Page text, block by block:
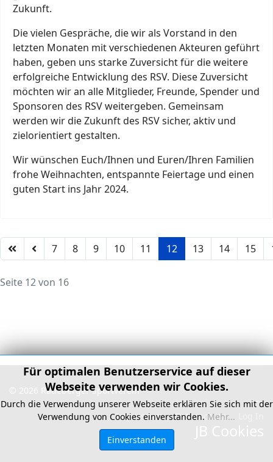
Zukunft.
Die vielen Gespräche, die wir als Vorstand in den
letzten Monaten mit verschiedenen Akteuren geführt
haben, geben uns starke Zuversicht für die weitere
erfolgreiche Entwicklung des RSV. Diese Zuversicht
möchten wir an alle Mitglieder, Freunde, Spender und
Sponsoren des RSV weitergeben. Gemeinsam
werden wir die Zukunft des RSV sicher, aktiv und
zielorientiert gestalten.
Wir wünschen Euch/Ihnen und Euren/Ihren Familien
frohe Weihnachten, entspannte Feiertage und einen
guten Start ins Jahr 2024.
7 8 9 10 11 12 13 14 15
Seite 12 von 16
© 2026 Radeberger Sportverein
Impressum Datenschutz
">
JB Cookies
Für optimalen Benutzerservice auf dieser
Webseite verwenden wir Cookies.
Durch die Verwendung unserer Webseite erklären Sie sich mit der
Verwendung von Cookies einverstanden. Mehr...
Einverstanden